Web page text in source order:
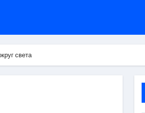
поездку
84-го км МКАД, вл.1 на карте
света